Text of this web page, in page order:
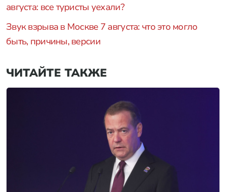
августа: все туристы уехали?
Звук взрыва в Москве 7 августа: что это могло
быть, причины, версии
ЧИТАЙТЕ ТАКЖЕ